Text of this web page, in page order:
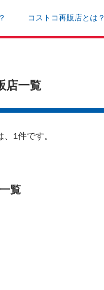
コストコ再販店とは？
店一覧
1件です。
覧